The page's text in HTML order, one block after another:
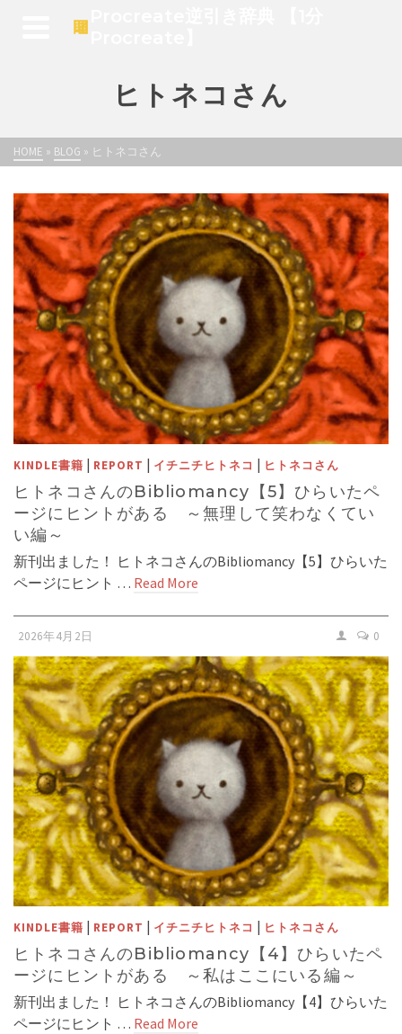
ヒトネコさん
HOME » BLOG » ヒトネコさん
KINDLE書籍 | REPORT | イチニチヒトネコ | ヒトネコさん
ヒトネコさんのBibliomancy【5】ひらいたペ
ージにヒントがある ～無理して笑わなくてい
い編～
新刊出ました！ ヒトネコさんのBibliomancy【5】ひらいた
ページにヒント … Read More
2026年4月2日 0
KINDLE書籍 | REPORT | イチニチヒトネコ | ヒトネコさん
ヒトネコさんのBibliomancy【4】ひらいたペ
ージにヒントがある ～私はここにいる編～
新刊出ました！ ヒトネコさんのBibliomancy【4】ひらいた
ページにヒント … Read More